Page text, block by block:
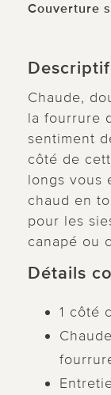
Couverture
Descriptif
Chaude,
la fourrure
sentiment
côté de
longs vous
chaud en
pour les
canapé ou
Détails
1 côté